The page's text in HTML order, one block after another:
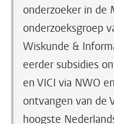
onderzoeker in de
onderzoeksgroep
Wiskunde &
eerder subsidies
en VICI via NWO
ontvangen van de
hoogste